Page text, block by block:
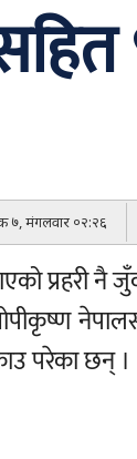
७, मंगलवार ०२:२६
प्रहरी नै
परेका छन् ।